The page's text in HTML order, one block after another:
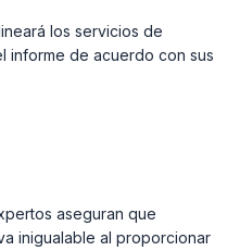
los servicios de
informe de acuerdo con sus
aseguran que
inigualable al proporcionar